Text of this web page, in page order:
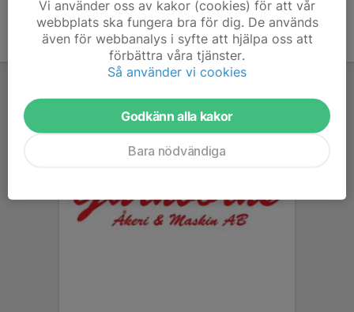
Vi använder oss av kakor (cookies) för att vår
webbplats ska fungera bra för dig. De används
även för webbanalys i syfte att hjälpa oss att
förbättra våra tjänster.
Så använder vi cookies
Godkänn alla kakor
Bara nödvändiga